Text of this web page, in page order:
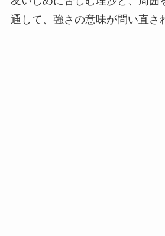
通して、強さの意味が問い直さ